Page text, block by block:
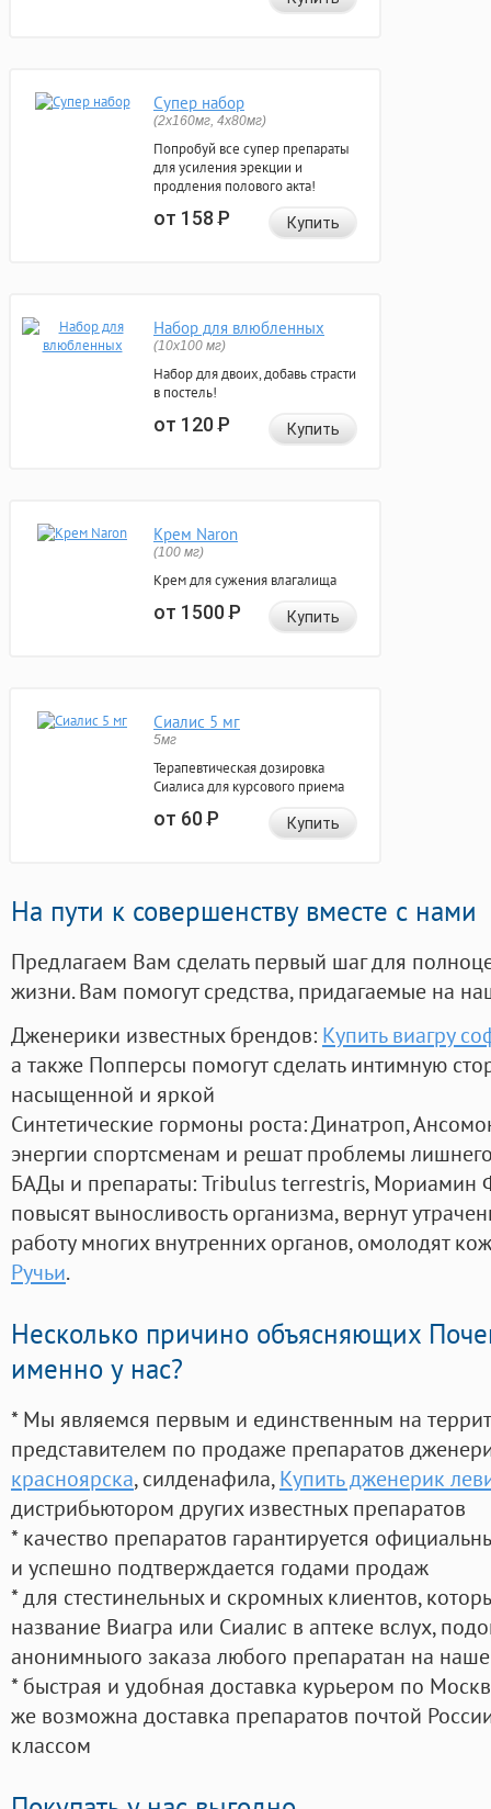
Супер набор
(2х160мг, 4х80мг)
Попробуй все супер препараты
для усиления эрекции и
продления полового акта!
от 158Р Купить
Набор для влюбленных
(10х100 мг)
Набор для двоих, добавь страсти
в постель!
от 120Р Купить
Крем Naron
(100 мг)
Крем для сужения влагалища
от 1500Р Купить
Сиалис 5 мг
5мг
Терапевтическая дозировка
Сиалиса для курсового приема
от 60Р Купить
На пути к совершенству вместе с нами
Предлагаем Вам сделать первый шаг для
жизни. Вам помогут средства, придагаемые на
Дженерики известных брендов: Купить виагру
а также Попперсы помогут сделать интимную
насыщенной и яркой
Синтетические гормоны роста: Динатроп,
энергии спортсменам и решат проблемы
БАДы и препараты:Tribulus terrestris, Мориамин
повысят выносливость организма, вернут
работу многих внутренних органов, омолодят
Ручьи.
Несколько причино объясняющих
именно у нас?
* Мы являемся первым и единственным на
представителем по продаже препаратов
красноярска, силденафила, Купить дженерик
дистрибьютором других известных препаратов
* качество препаратов гарантируется
и успешно подтверждается годами продаж
* для стестинельных и скромных клиентов,
название Виагра или Сиалис в аптеке вслух,
анонимныого заказа любого препаратан на
* быстрая и удобная доставка курьером по
же возможна доставка препаратов почтой
классом